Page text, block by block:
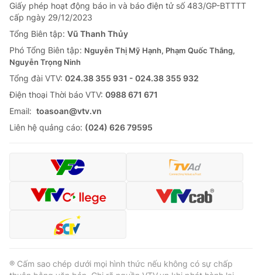
Giấy phép hoạt động báo in và báo điện tử số 483/GP-BTTTT
cấp ngày 29/12/2023
Tổng Biên tập: Vũ Thanh Thủy
Phó Tổng Biên tập: Nguyễn Thị Mỹ Hạnh, Phạm Quốc Thắng,
Nguyễn Trọng Ninh
Tổng đài VTV: 024.38 355 931 - 024.38 355 932
Ðiện thoại Thời báo VTV: 0988 671 671
Email: toasoan@vtv.vn
Liên hệ quảng cáo: (024) 626 79595
® Cấm sao chép dưới mọi hình thức nếu không có sự chấp